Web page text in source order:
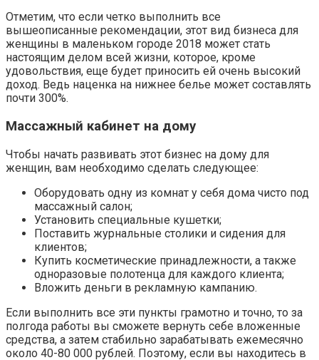
Отметим, что если четко выполнить все
вышеописанные рекомендации, этот вид бизнеса для
женщины в маленьком городе 2018 может стать
настоящим делом всей жизни, которое, кроме
удовольствия, еще будет приносить ей очень высокий
доход. Ведь наценка на нижнее белье может составлять
почти 300%.
Массажный кабинет на дому
Чтобы начать развивать этот бизнес на дому для
женщин, вам необходимо сделать следующее:
Оборудовать одну из комнат у себя дома чисто под
массажный салон;
Установить специальные кушетки;
Поставить журнальные столики и сидения для
клиентов;
Купить косметические принадлежности, а также
одноразовые полотенца для каждого клиента;
Вложить деньги в рекламную кампанию.
Если выполнить все эти пункты грамотно и точно, то за
полгода работы вы сможете вернуть себе вложенные
средства, а затем стабильно зарабатывать ежемесячно
около 40-80 000 рублей. Поэтому, если вы находитесь в